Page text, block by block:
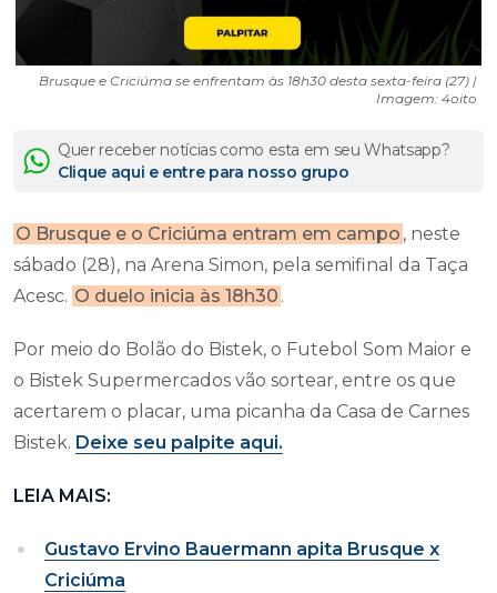
Brusque e Criciúma se enfrentam às 18h30 desta sexta-feira (27) |
Imagem: 4oito
Quer receber notícias como esta em seu Whatsapp?
Clique aqui e entre para nosso grupo
O Brusque e o Criciúma entram em campo , neste
sábado (28), na Arena Simon, pela semifinal da Taça
Acesc. O duelo inicia às 18h30 .
Por meio do Bolão do Bistek, o Futebol Som Maior e
o Bistek Supermercados vão sortear, entre os que
acertarem o placar, uma picanha da Casa de Carnes
Bistek. Deixe seu palpite aqui.
LEIA MAIS:
Gustavo Ervino Bauermann apita Brusque x
Criciúma